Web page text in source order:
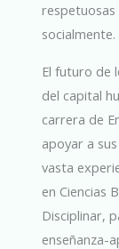
socialmente.
El futuro de
del capital
carrera de
apoyar a
vasta
en Ciencias
Disciplinar,
enseñanza-